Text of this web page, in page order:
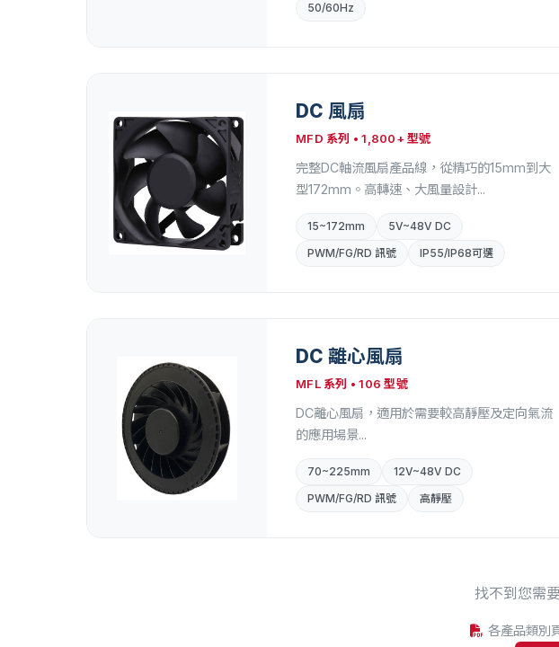
50/60Hz
DC 風扇
MFD 系列 • 1,800+ 型號
完整DC軸流風扇產品線，從精巧的15mm到大
型172mm。高轉速、大風量設計...
15~172mm
5V~48V DC
PWM/FG/RD 訊號
IP55/IP68可選
DC 離心風扇
MFL 系列 • 106 型號
DC離心風扇，適用於需要較高靜壓及定向氣流
的應用場景...
70~225mm
12V~48V DC
PWM/FG/RD 訊號
高靜壓
找不到您需
各產品類別